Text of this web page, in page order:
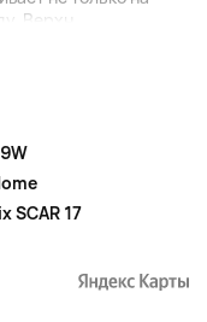
Верхн...
SCAR 17